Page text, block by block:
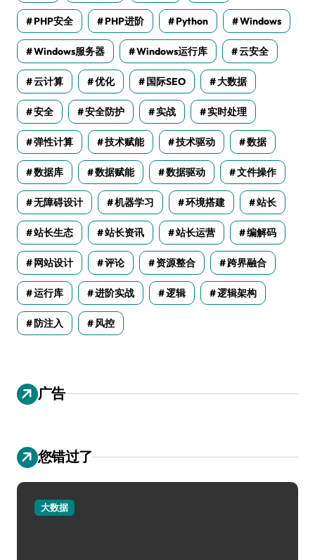
PHP安全 PHP进阶 Python Windows
Windows服务器 Windows运行库 云安全
云计算 优化 国际SEO 大数据
安全 安全防护 实战 实时处理
弹性计算 技术赋能 技术驱动 数据
数据库 数据赋能 数据驱动 文件操作
无障碍设计 机器学习 环境搭建 站长
站长生态 站长资讯 站长运营 编解码
网站设计 评论 资源整合 跨界融合
运行库 进阶实战 逻辑 逻辑架构
防注入 风控
广告
您错过了
大数据